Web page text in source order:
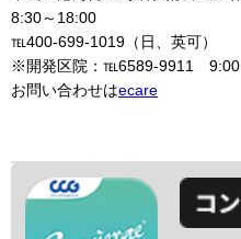
8:30～18:00
℡400-699-1019（日、英可）
※開発区院：℡6589-9911 9:00
お問い合わせはecare